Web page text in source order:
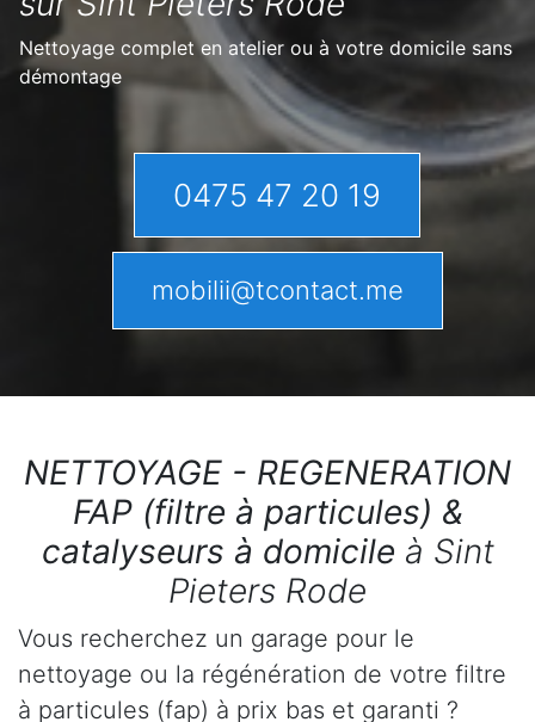
Nettoyage complet en atelier ou à votre domicile sans
démontage
0475 47 20 19
mobilii@tcontact.me
NETTOYAGE - REGENERATION
FAP (filtre à particules) &
catalyseurs à domicile à Sint
Pieters Rode
Vous recherchez un garage pour le
nettoyage ou la régénération de votre filtre
à particules (fap) à prix bas et garanti ?